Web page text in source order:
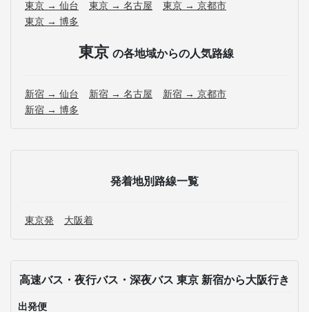
東京 → 仙台 東京 → 名古屋
東京 → 京都市
東京 → 博多
東京 の各地域からの人気路線
新宿 → 仙台 新宿 → 名古屋
新宿 → 京都市
新宿 → 博多
発着地別路線一覧
東京発 大阪着
高速バス・夜行バス・深夜バス 東京 新宿から大阪行き
出発便